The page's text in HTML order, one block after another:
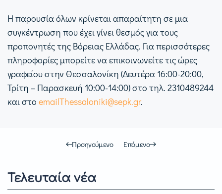
Η παρουσία όλων κρίνεται απαραίτητη σε μια
συγκέντρωση που έχει γίνει θεσμός για τους
προπονητές της Βόρειας Ελλάδας. Για περισσότερες
πληροφορίες μπορείτε να επικοινωνείτε τις ώρες
γραφείου στην Θεσσαλονίκη (Δευτέρα 16:00-20:00,
Τρίτη – Παρασκευή 10:00-14:00) στο τηλ. 2310489244
και στο emailThessaloniki@sepk.gr.
Προηγούμενο Επόμενο
Τελευταία νέα